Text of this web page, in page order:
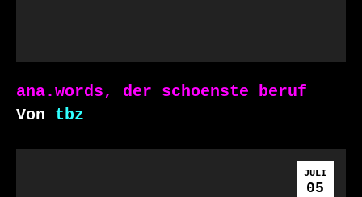
ana.words, der schoenste beruf
Von tbz
JULI
05